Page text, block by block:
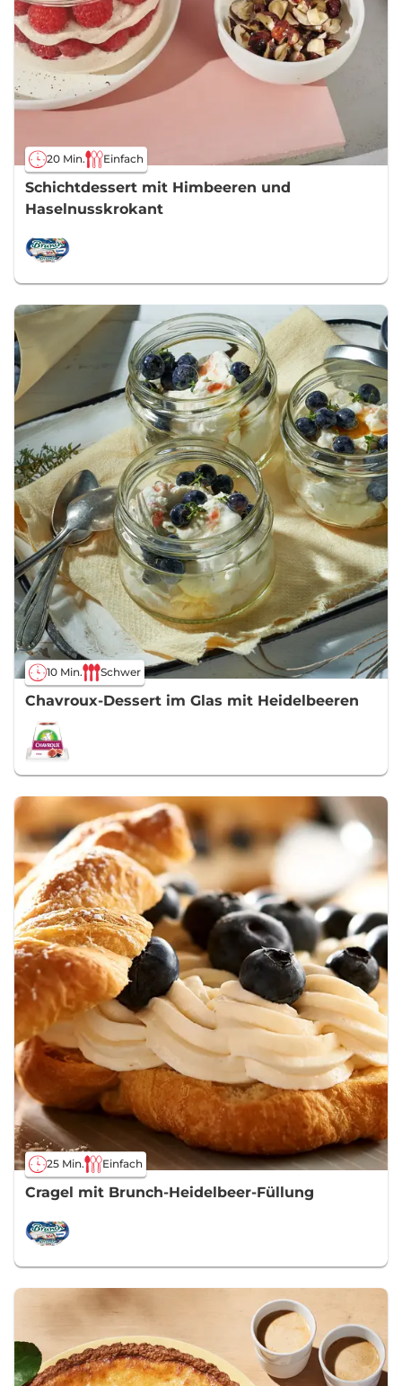
20 Min. Einfach
Schichtdessert mit Himbeeren und
Haselnusskrokant
10 Min. Schwer
Chavroux-Dessert im Glas mit Heidelbeeren
25 Min. Einfach
Cragel mit Brunch-Heidelbeer-Füllung